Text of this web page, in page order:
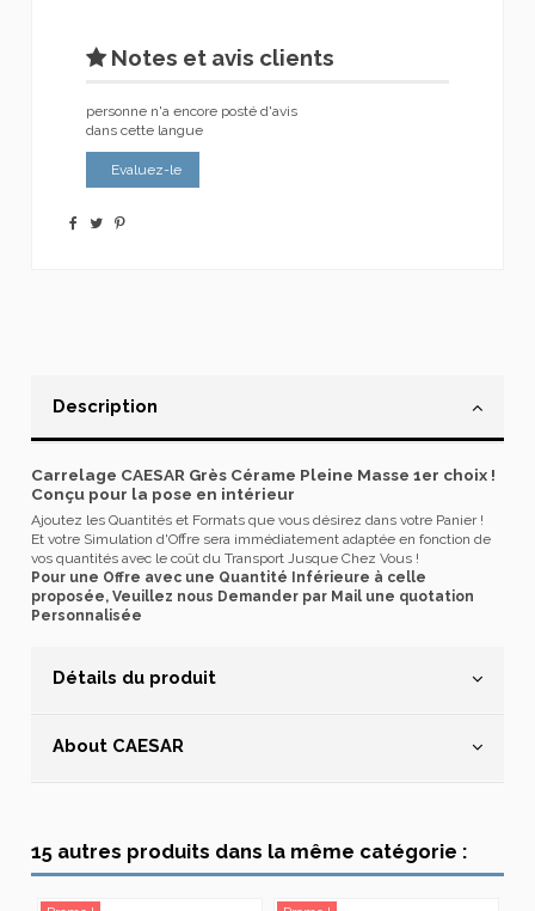
Notes et avis clients
personne n'a encore posté d'avis
dans cette langue
Evaluez-le
Description
Carrelage CAESAR Grès Cérame Pleine Masse 1er choix !
Conçu pour la pose en intérieur
Ajoutez les Quantités et Formats que vous désirez dans votre Panier !
Et votre Simulation d'Offre sera immédiatement adaptée en fonction de
vos quantités avec le coût du Transport Jusque Chez Vous !
Pour une Offre avec une Quantité Inférieure à celle
proposée, Veuillez nous Demander par Mail une quotation
Personnalisée
Détails du produit
About CAESAR
15 autres produits dans la même catégorie :